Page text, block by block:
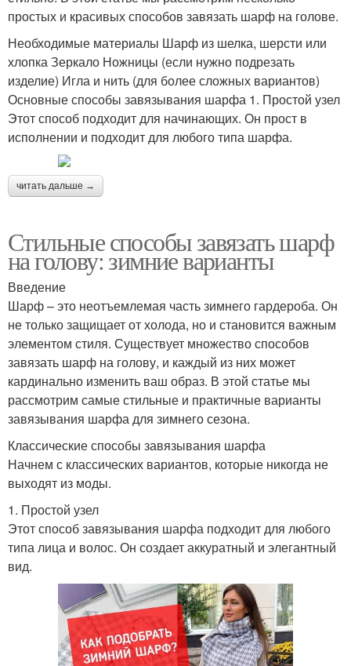
простых и красивых способов завязать шарф на голове.
Необходимые материалы Шарф из шелка, шерсти или
хлопка Зеркало Ножницы (если нужно подрезать
изделие) Игла и нить (для более сложных вариантов)
Основные способы завязывания шарфа 1. Простой узел
Этот способ подходит для начинающих. Он прост в
исполнении и подходит для любого типа шарфа.
читать дальше →
Стильные способы завязать шарф
на голову: зимние варианты
Введение
Шарф – это неотъемлемая часть зимнего гардероба. Он
не только защищает от холода, но и становится важным
элементом стиля. Существует множество способов
завязать шарф на голову, и каждый из них может
кардинально изменить ваш образ. В этой статье мы
рассмотрим самые стильные и практичные варианты
завязывания шарфа для зимнего сезона.
Классические способы завязывания шарфа
Начнем с классических вариантов, которые никогда не
выходят из моды.
1. Простой узел
Этот способ завязывания шарфа подходит для любого
типа лица и волос. Он создает аккуратный и элегантный
вид.